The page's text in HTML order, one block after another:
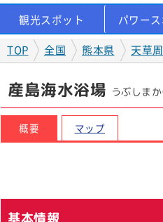
観光スポット パワー
TOP
全国 熊本県 天草
産島海水浴場 うぶしま
概要 マップ
基本情報